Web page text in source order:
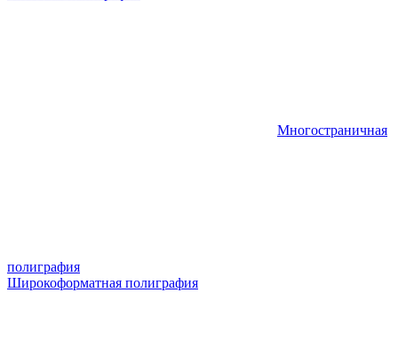
Многостраничная
полиграфия
Широкоформатная полиграфия